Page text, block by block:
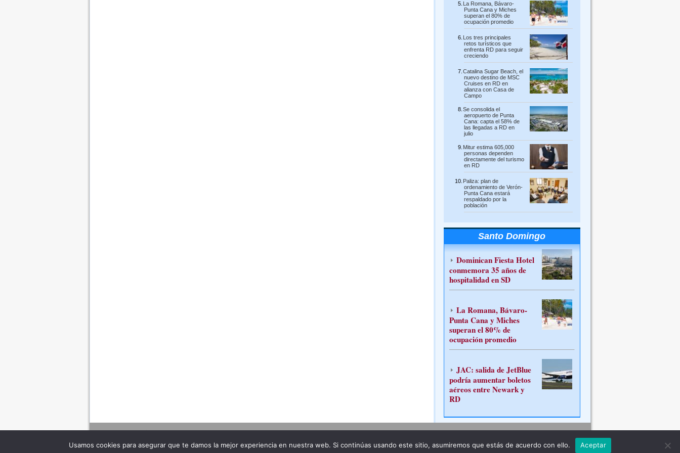
La Romana, Bávaro-
Punta Cana y Miches
superan el 80% de
ocupación promedio
Los tres principales
retos turísticos que
enfrenta RD para seguir
creciendo
Catalina Sugar Beach, el
nuevo destino de MSC
Cruises en RD en
alianza con Casa de
Campo
Se consolida el
aeropuerto de Punta
Cana: capta el 58% de
las llegadas a RD en
julio
Mitur estima 605,000
personas dependen
directamente del turismo
en RD
Paliza: plan de
ordenamiento de Verón-
Punta Cana estará
respaldado por la
población
Santo Domingo
Dominican Fiesta Hotel
conmemora 35 años de
hospitalidad en SD
La Romana, Bávaro-
Punta Cana y Miches
superan el 80% de
ocupación promedio
JAC: salida de JetBlue
podría aumentar boletos
aéreos entre Newark y
RD
Usamos cookies para asegurar que te damos la mejor experiencia en nuestra web. Si continúas usando este sitio, asumiremos que estás de acuerdo con ello. Aceptar